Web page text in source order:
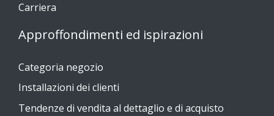
Carriera
Approffondimenti ed ispirazioni
Categoria negozio
Installazioni dei clienti
Tendenze di vendita al dettaglio e di acquisto